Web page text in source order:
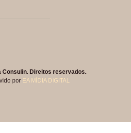
Consulin. Direitos reservados.
por EA MÍDIA DIGITAL